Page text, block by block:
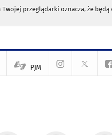
przeglądarki oznacza, że
PJM